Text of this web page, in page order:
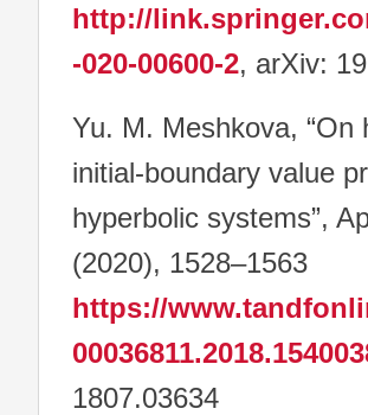
http://
-020-00600-2, arXiv:
Yu. M. Meshkova,
initial-boundary value
hyperbolic systems”,
(2020), 1528–1563
https://
1807.03634